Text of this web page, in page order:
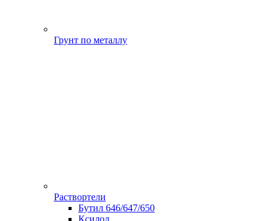
Грунт по металлу
Раствортели
Бутил 646/647/650
Ксилол